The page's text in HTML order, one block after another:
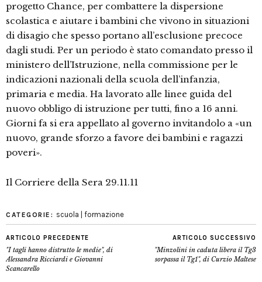
progetto Chance, per combattere la dispersione
scolastica e aiutare i bambini che vivono in situazioni
di disagio che spesso portano all’esclusione precoce
dagli studi. Per un periodo è stato comandato presso il
ministero dell’Istruzione, nella commissione per le
indicazioni nazionali della scuola dell’infanzia,
primaria e media. Ha lavorato alle linee guida del
nuovo obbligo di istruzione per tutti, fino a 16 anni.
Giorni fa si era appellato al governo invitandolo a «un
nuovo, grande sforzo a favore dei bambini e ragazzi
poveri».
Il Corriere della Sera 29.11.11
CATEGORIE: scuola | formazione
ARTICOLO PRECEDENTE
"I tagli hanno distrutto le medie", di
Alessandra Ricciardi e Giovanni
Scancarello
ARTICOLO SUCCESSIVO
"Minzolini in caduta libera il Tg3
sorpassa il Tg1", di Curzio Maltese